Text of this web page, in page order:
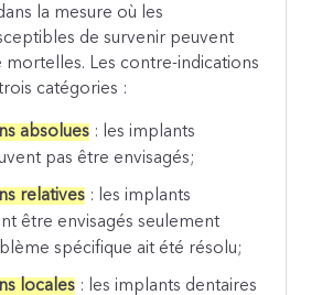
la mesure où les
de survenir peuvent
mortelles. Les contre-indications
catégories :
absolues : les implants
pas être envisagés;
relatives : les implants
être envisagés seulement
spécifique ait été résolu;
locales : les implants dentaires